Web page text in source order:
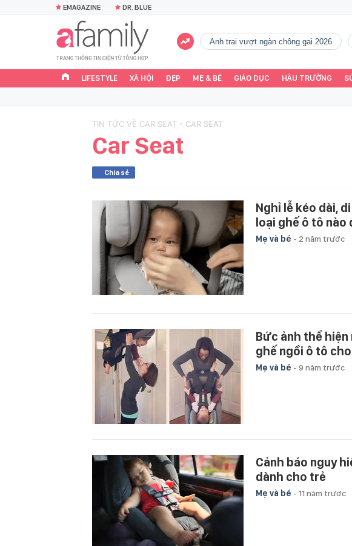
EMAGAZINE DR. BLUE
Anh trai vượt ngàn chông gai 2026
LIFESTYLE XÃ HỘI ĐẸP MẸ & BÉ GIÁO DỤC HẬU TRƯỜNG
TIN TỨC VỀ CAR SEAT - CAR SEAT
Car Seat
Chia sẻ
Nghỉ lễ kéo dài,
loại ghế ô tô nào
Mẹ và bé - 2 năm trước
Bức ảnh thể
ghế ngồi ô tô
Mẹ và bé - 9 năm trước
Cảnh báo nguy
dành cho trẻ
Mẹ và bé - 11 năm trước